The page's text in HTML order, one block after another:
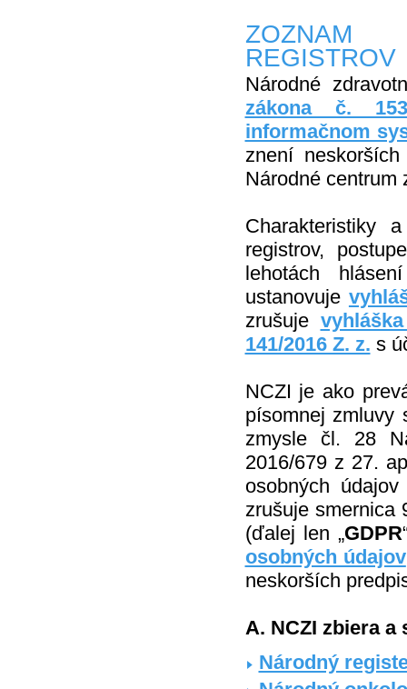
ZOZNAM
REGISTROV
Národné
zákona č.
informačnom
znení
Národné centrum
Charakteristiky
registrov,
lehotách
ustanovuje
zrušuje
141/2016 Z. z. s
NCZI je ako
písomnej zmluvy
zmysle čl. 28
2016/679 z 27.
osobných
zrušuje smernica
(ďalej len „GDPR
osobných údajov
neskorších
A. NCZI zbiera
Národný